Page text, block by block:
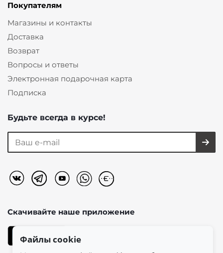
Покупателям
Магазины и контакты
Доставка
Возврат
Вопросы и ответы
Электронная подарочная карта
Подписка
Будьте всегда в курсе!
Скачивайте наше приложение
Файлы cookie